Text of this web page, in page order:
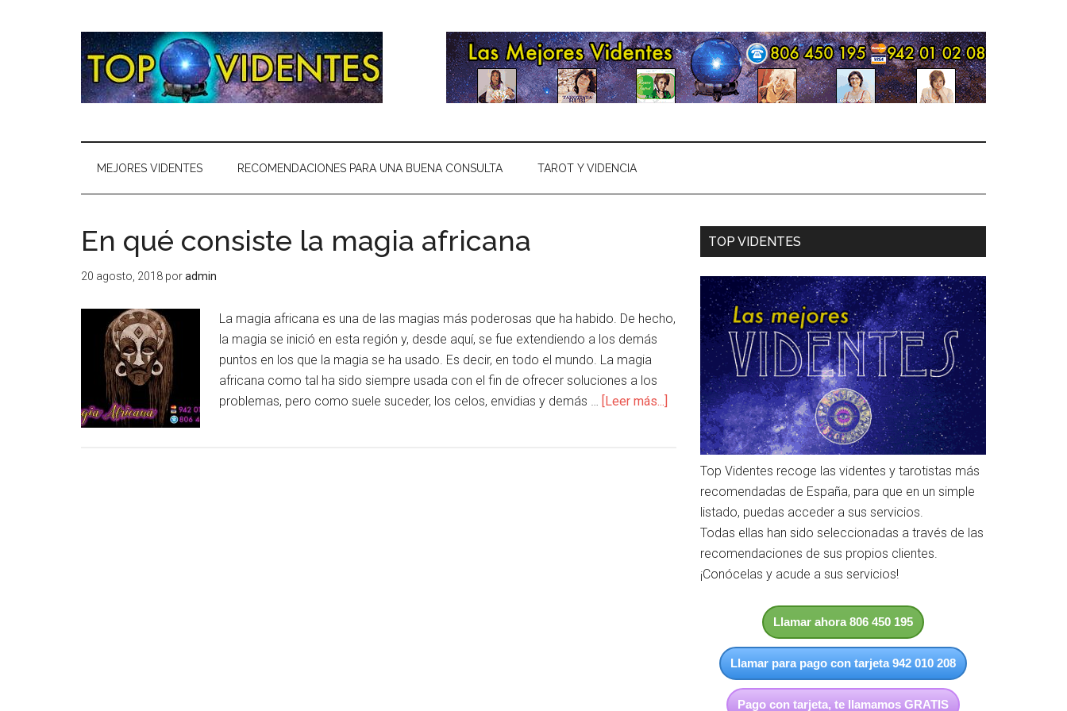
MEJORES VIDENTES RECOMENDACIONES PARA UNA BUENA CONSULTA TAROT Y VIDENCIA
En qué consiste la magia africana
20 agosto, 2018 poradmin
La magia africana es una de las magias más poderosas que ha habido. De hecho,
la magia se inició en esta región y, desde aquí, se fue extendiendo a los demás
puntos en los que la magia se ha usado. Es decir, en todo el mundo. La magia
africana como tal ha sido siempre usada con el fin de ofrecer soluciones a los
problemas, pero como suele suceder, los celos, envidias y demás … [Leer más...]
TOP VIDENTES
Top Videntes recoge las videntes y tarotistas más
recomendadas de España, para que en un simple
listado, puedas acceder a sus servicios.
Todas ellas han sido seleccionadas a través de las
recomendaciones de sus propios clientes.
¡Conócelas y acude a sus servicios!
Llamar ahora 806 450 195
Llamar para pago con tarjeta 942 010 208
Pago con tarjeta, te llamamos GRATIS